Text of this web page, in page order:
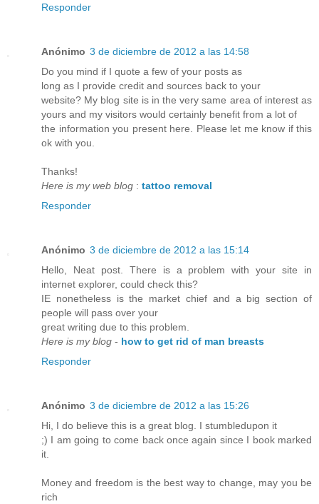
Responder
Anónimo 3 de diciembre de 2012 a las 14:58
Do you mind if I quote a few of your posts as
long as I provide credit and sources back to your
website? My blog site is in the very same area of interest as
yours and my visitors would certainly benefit from a lot of
the information you present here. Please let me know if this
ok with you.
Thanks!
Here is my web blog : tattoo removal
Responder
Anónimo 3 de diciembre de 2012 a las 15:14
Hello, Neat post. There is a problem with your site in
internet explorer, could check this?
IE nonetheless is the market chief and a big section of
people will pass over your
great writing due to this problem.
Here is my blog - how to get rid of man breasts
Responder
Anónimo 3 de diciembre de 2012 a las 15:26
Hi, I do believe this is a great blog. I stumbledupon it
;) I am going to come back once again since I book marked
it.
Money and freedom is the best way to change, may you be
rich